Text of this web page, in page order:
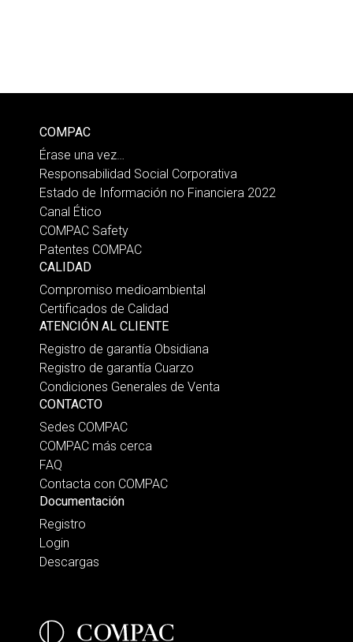
COMPAC
Érase una vez…
Responsabilidad Social Corporativa
Estado de Información no Financiera 2022
Canal Ético
COMPAC Safety
Patentes COMPAC
CALIDAD
Compromiso medioambiental
Certificados de Calidad
ATENCIÓN AL CLIENTE
Registro de garantía Obsidiana
Registro de garantía Cuarzo
Condiciones Generales de Venta
CONTACTO
Sedes COMPAC
COMPAC más cerca
FAQ
Contacta con COMPAC
Documentación
Registro
Login
Descargas